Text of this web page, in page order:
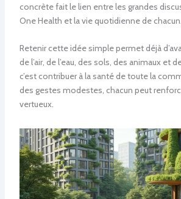
concrète fait le lien entre les grandes
One Health et la vie quotidienne de chacun.
Retenir cette idée simple permet déjà
de l’air, de l’eau, des sols, des animaux et
c’est contribuer à la santé de toute la
des gestes modestes, chacun peut
vertueux.